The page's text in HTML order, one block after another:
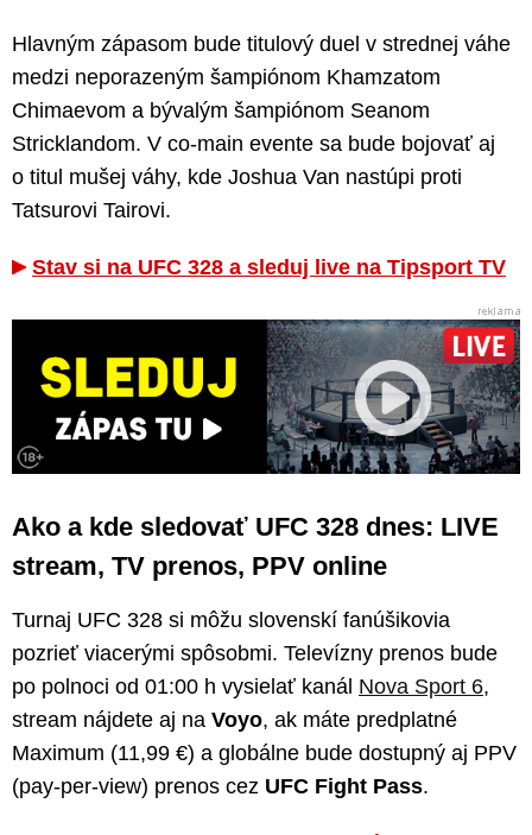
Hlavným zápasom bude titulový duel v strednej váhe
medzi neporazeným šampiónom Khamzatom
Chimaevom a bývalým šampiónom Seanom
Stricklandom. V co-main evente sa bude bojovať aj
o titul mušej váhy, kde Joshua Van nastúpi proti
Tatsurovi Tairovi.
Stav si na UFC 328 a sleduj live na Tipsport TV
Ako a kde sledovať UFC 328 dnes: LIVE
stream, TV prenos, PPV online
Turnaj UFC 328 si môžu slovenskí fanúšikovia
pozrieť viacerými spôsobmi. Televízny prenos bude
po polnoci od 01:00 h vysielať kanál Nova Sport 6,
stream nájdete aj na Voyo, ak máte predplatné
Maximum (11,99 €) a globálne bude dostupný aj PPV
(pay-per-view) prenos cez UFC Fight Pass.